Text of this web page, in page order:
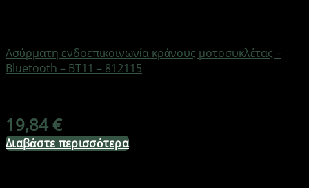
Ασύρματη ενδοεπικοινωνία κράνους μοτοσυκλέτας –
Bluetooth – BT11 – 812115
19,84€
Διαβάστε περισσότερα